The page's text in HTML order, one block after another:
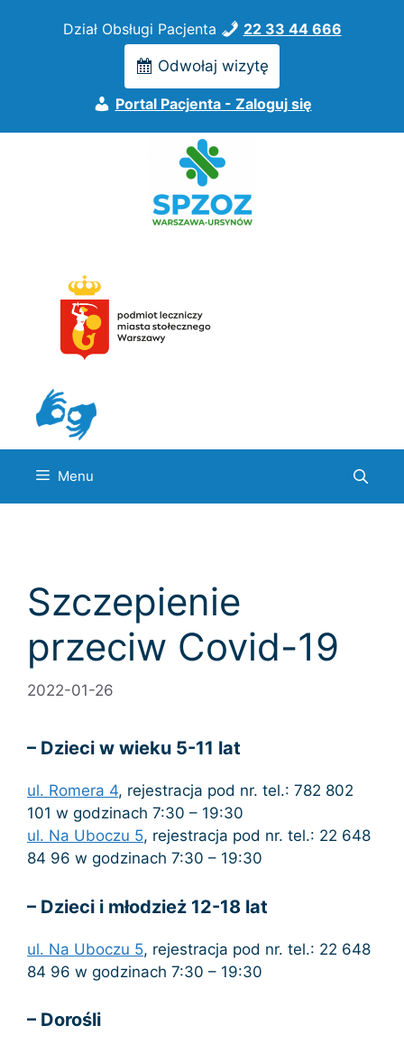
Dział Obsługi Pacjenta 22 33 44 666
Odwołaj wizytę
Portal Pacjenta - Zaloguj się
Menu
Szczepienie
przeciw Covid-19
2022-01-26
– Dzieci w wieku 5-11 lat
ul. Romera 4, rejestracja pod nr. tel.: 782 802
101 w godzinach 7:30 – 19:30
ul. Na Uboczu 5, rejestracja pod nr. tel.: 22 648
84 96 w godzinach 7:30 – 19:30
– Dzieci i młodzież 12-18 lat
ul. Na Uboczu 5, rejestracja pod nr. tel.: 22 648
84 96 w godzinach 7:30 – 19:30
– Dorośli